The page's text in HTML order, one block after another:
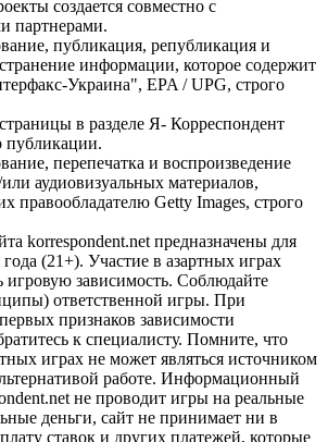
создается совместно с
партнерами.
публикация, републикация и
информации, которое содержит
Украина", EPA / UPG, строго
в разделе Я- Корреспондент
публикации.
перепечатка и воспроизведение
аудиовизуальных материалов,
правообладателю Getty Images, строго
korrespondent.net предназначены для
(21+). Участие в азартных играх
игровую зависимость. Соблюдайте
ответственной игры. При
признаков зависимости
к специалисту. Помните, что
играх не может являться источником
работе. Информационный
не проводит игры на реальные
деньги, сайт не принимает ни в
ставок и других платежей, которые